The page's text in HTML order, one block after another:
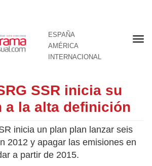
ESPAÑA
AMÉRICA
INTERNACIONAL
SSR inicia su
a la alta definición
inicia un plan plan lanzar seis
2012 y apagar las emisiones en
a partir de 2015.